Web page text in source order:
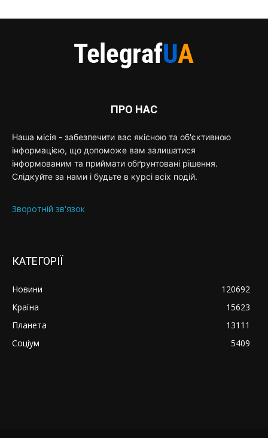
ПРО НАС
Наша місія - забезпечити вас якісною та об'єктивною
інформацією, що допоможе вам залишатися
інформованим та приймати обґрунтовані рішення.
Слідкуйте за нами і будьте в курсі всіх подій.
Зворотній зв'язок
КАТЕГОРІЇ
Новини
120692
Країна
15623
Планета
13111
Соціум
5409